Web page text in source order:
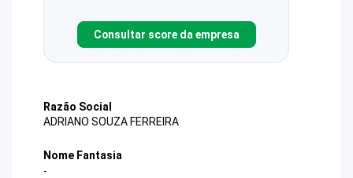
Consultar score da empresa
Razão Social
ADRIANO SOUZA FERREIRA
Nome Fantasia
-